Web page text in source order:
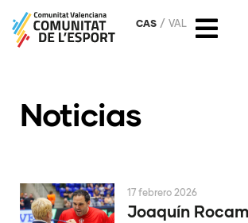
CAS VAL
Noticias
Joaquín
17 febrero 2026